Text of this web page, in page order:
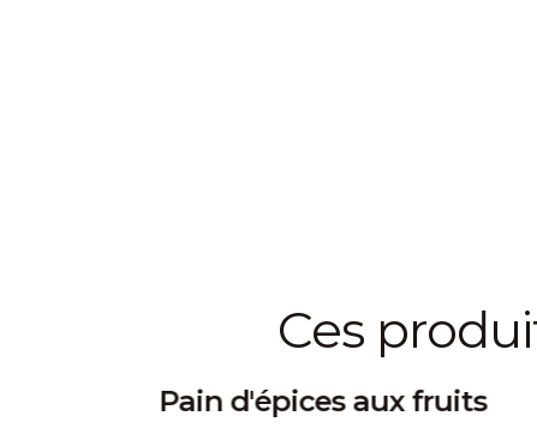
ces
Pain d'épices aux fruits